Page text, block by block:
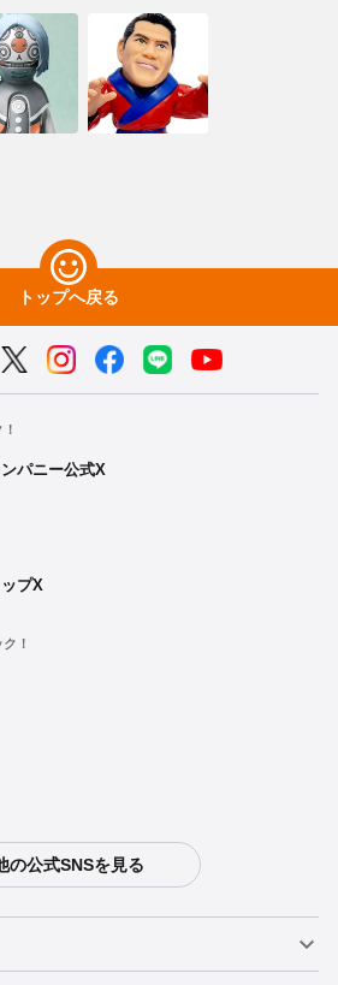
トップへ戻る
パニー公式X
プX
！
の公式SNSを見る